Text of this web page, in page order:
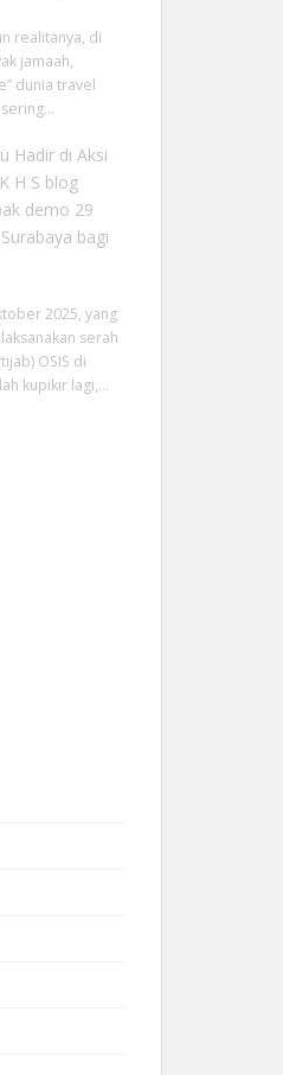
realitanya, di
jamaah,
dunia travel
Hadir di Aksi
H S blog
demo 29
bagi
2025, yang
serah
OSIS di
kupikir lagi,…